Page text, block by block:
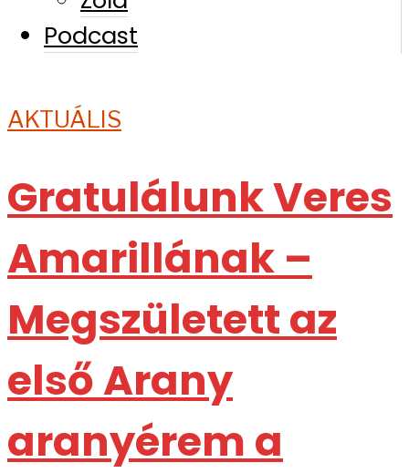
Podcast
AKTUÁLIS
Gratulálunk Veres
Amarillának –
Megszületett az
első Arany
aranyérem a